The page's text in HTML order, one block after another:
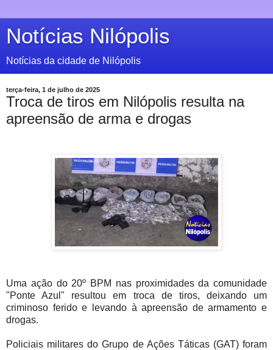
Notícias Nilópolis
Notícias da cidade de Nilópolis
terça-feira, 1 de julho de 2025
Troca de tiros em Nilópolis resulta na
apreensão de arma e drogas
Uma ação do 20º BPM nas proximidades da comunidade
"Ponte Azul" resultou em troca de tiros, deixando um
criminoso ferido e levando à apreensão de armamento e
drogas.
Policiais militares do Grupo de Ações Táticas (GAT) foram